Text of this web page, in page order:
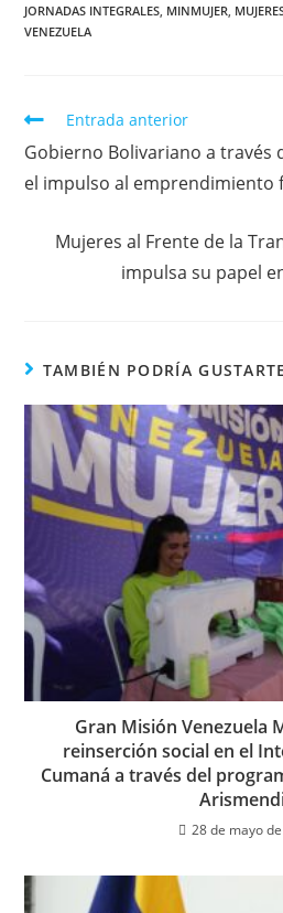
JORNADAS INTEGRALES, MINMUJER,
VENEZUELA
Entrada anterior
Gobierno Bolivariano a través
el impulso al emprendimiento
Mujeres al Frente de la
impulsa su papel
TAMBIÉN PODRÍA GUSTARTE
Gran Misión Venezuela
reinserción social en el
Cumaná a través del
28 de mayo